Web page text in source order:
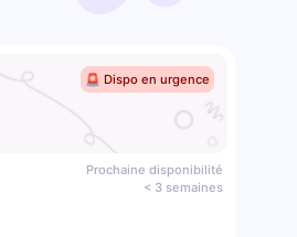
🚨 Dispo en urgence
Prochaine disponibilité
< 3 semaines